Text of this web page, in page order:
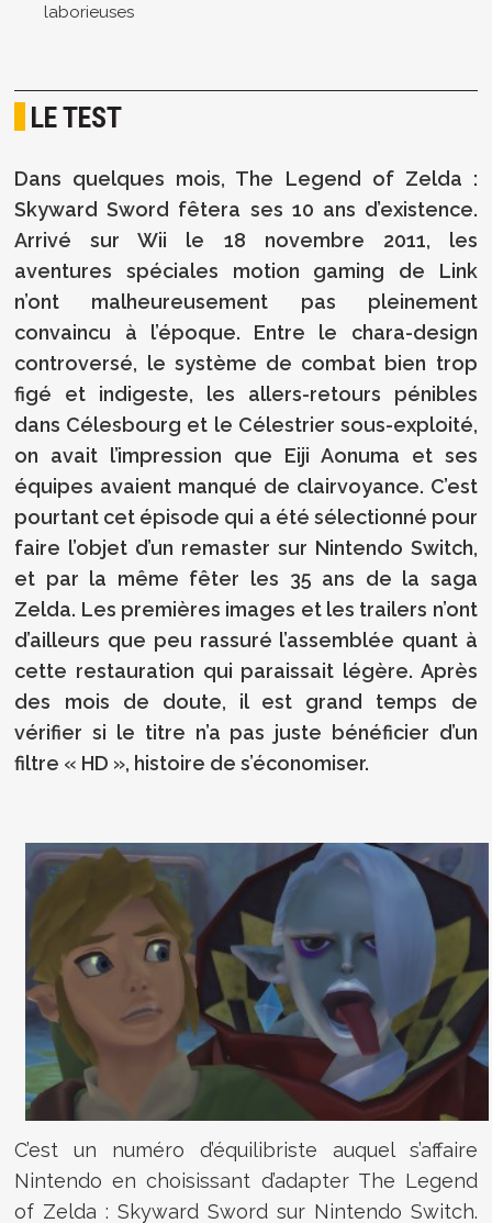
laborieuses
LE TEST
Dans quelques mois, The Legend of Zelda :
Skyward Sword fêtera ses 10 ans d’existence.
Arrivé sur Wii le 18 novembre 2011, les
aventures spéciales motion gaming de Link
n’ont malheureusement pas pleinement
convaincu à l’époque. Entre le chara-design
controversé, le système de combat bien trop
figé et indigeste, les allers-retours pénibles
dans Célesbourg et le Célestrier sous-exploité,
on avait l’impression que Eiji Aonuma et ses
équipes avaient manqué de clairvoyance. C’est
pourtant cet épisode qui a été sélectionné pour
faire l’objet d’un remaster sur Nintendo Switch,
et par la même fêter les 35 ans de la saga
Zelda. Les premières images et les trailers n’ont
d’ailleurs que peu rassuré l’assemblée quant à
cette restauration qui paraissait légère. Après
des mois de doute, il est grand temps de
vérifier si le titre n’a pas juste bénéficier d’un
filtre « HD », histoire de s’économiser.
C’est un numéro d’équilibriste auquel s’affaire
Nintendo en choisissant d’adapter The Legend
of Zelda : Skyward Sword sur Nintendo Switch.